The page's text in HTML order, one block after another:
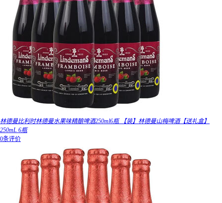
林德曼比利时林德曼水果味精酿啤酒250ml6瓶 【装】林德曼山梅啤酒【送礼盒】
250mL 6瓶
0条评价